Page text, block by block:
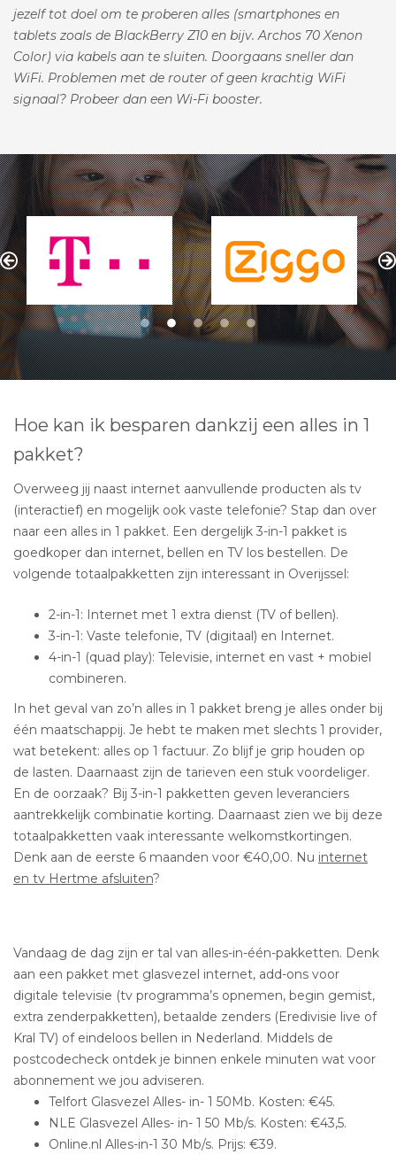
jezelf tot doel om te proberen alles (smartphones en
tablets zoals de BlackBerry Z10 en bijv. Archos 70 Xenon
Color) via kabels aan te sluiten. Doorgaans sneller dan
WiFi. Problemen met de router of geen krachtig WiFi
signaal? Probeer dan een Wi-Fi booster.
Hoe kan ik besparen dankzij een alles in 1
pakket?
Overweeg jij naast internet aanvullende producten als tv
(interactief) en mogelijk ook vaste telefonie? Stap dan over
naar een alles in 1 pakket. Een dergelijk 3-in-1 pakket is
goedkoper dan internet, bellen en TV los bestellen. De
volgende totaalpakketten zijn interessant in Overijssel:
2-in-1: Internet met 1 extra dienst (TV of bellen).
3-in-1: Vaste telefonie, TV (digitaal) en Internet.
4-in-1 (quad play): Televisie, internet en vast + mobiel
combineren.
In het geval van zo’n alles in 1 pakket breng je alles onder bij
één maatschappij. Je hebt te maken met slechts 1 provider,
wat betekent: alles op 1 factuur. Zo blijf je grip houden op
de lasten. Daarnaast zijn de tarieven een stuk voordeliger.
En de oorzaak? Bij 3-in-1 pakketten geven leveranciers
aantrekkelijk combinatie korting. Daarnaast zien we bij deze
totaalpakketten vaak interessante welkomstkortingen.
Denk aan de eerste 6 maanden voor €40,00. Nu internet
en tv Hertme afsluiten?
Vandaag de dag zijn er tal van alles-in-één-pakketten. Denk
aan een pakket met glasvezel internet, add-ons voor
digitale televisie (tv programma’s opnemen, begin gemist,
extra zenderpakketten), betaalde zenders (Eredivisie live of
Kral TV) of eindeloos bellen in Nederland. Middels de
postcodecheck ontdek je binnen enkele minuten wat voor
abonnement we jou adviseren.
Telfort Glasvezel Alles- in- 1 50Mb. Kosten: €45.
NLE Glasvezel Alles- in- 1 50 Mb/s. Kosten: €43,5.
Online.nl Alles-in-1 30 Mb/s. Prijs: €39.